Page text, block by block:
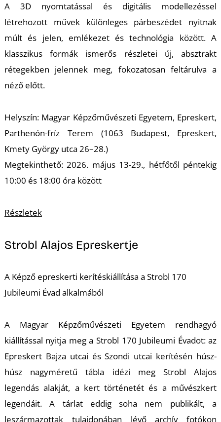
A 3D nyomtatással és digitális modellezéssel
létrehozott művek különleges párbeszédet nyitnak
múlt és jelen, emlékezet és technológia között. A
klasszikus formák ismerős részletei új, absztrakt
rétegekben jelennek meg, fokozatosan feltárulva a
néző előtt.
Helyszín: Magyar Képzőművészeti Egyetem, Epreskert,
Parthenón-fríz Terem (1063 Budapest, Epreskert,
Kmety György utca 26–28.)
Megtekinthető: 2026. május 13-29., hétfőtől péntekig
10:00 és 18:00 óra között
Részletek
Strobl Alajos Epreskertje
A Képző epreskerti kerítéskiállítása a Strobl 170
Jubileumi Évad alkalmából
A Magyar Képzőművészeti Egyetem rendhagyó
kiállítással nyitja meg a Strobl 170 Jubileumi Évadot: az
Epreskert Bajza utcai és Szondi utcai kerítésén húsz-
húsz nagyméretű tábla idézi meg Strobl Alajos
legendás alakját, a kert történetét és a művészkert
legendáit. A tárlat eddig soha nem publikált, a
leszármazottak tulajdonában lévő archív fotókon